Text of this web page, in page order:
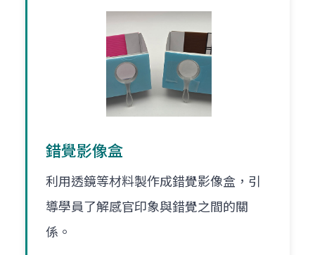
錯覺影像盒
利用透鏡等材料製作成錯覺影像盒，引
導學員了解感官印象與錯覺之間的關
係。